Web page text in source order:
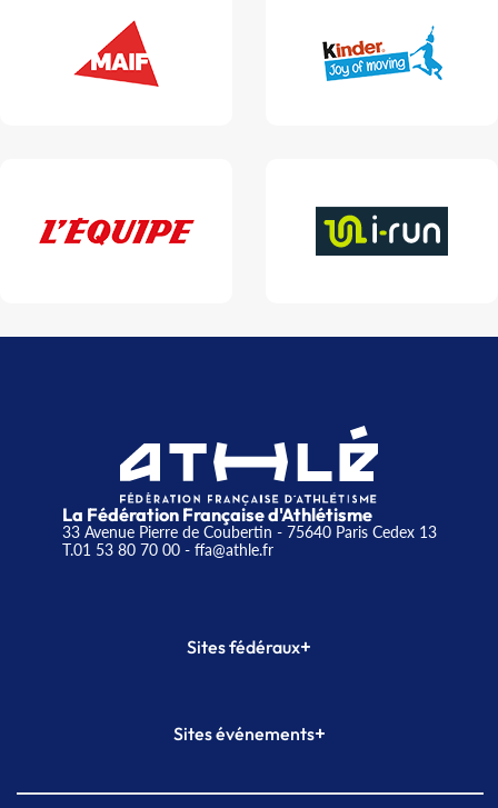
La Fédération Française d'Athlétisme
33 Avenue Pierre de Coubertin - 75640 Paris Cedex 13
T.01 53 80 70 00- ffa@athle.fr
Sites fédéraux+
Plateforme Formation
Sites événements+
Meeting de Paris indoor